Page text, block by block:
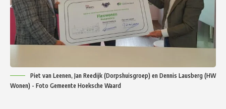
Piet van Leenen, Jan Reedijk (Dorpshuisgroep) en Dennis Lausberg (HW
Wonen) - Foto Gemeente Hoeksche Waard